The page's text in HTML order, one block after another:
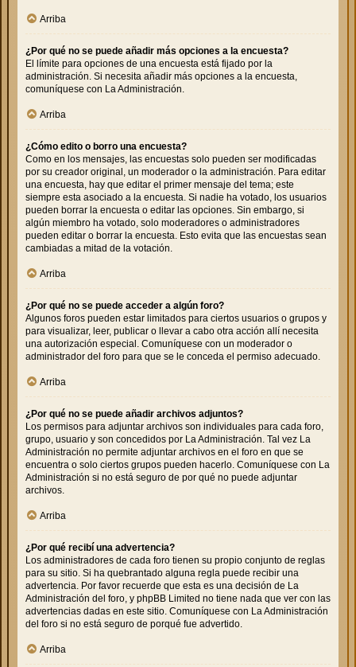
Arriba
¿Por qué no se puede añadir más opciones a la encuesta?
El límite para opciones de una encuesta está fijado por la
administración. Si necesita añadir más opciones a la encuesta,
comuníquese con La Administración.
Arriba
¿Cómo edito o borro una encuesta?
Como en los mensajes, las encuestas solo pueden ser modificadas
por su creador original, un moderador o la administración. Para editar
una encuesta, hay que editar el primer mensaje del tema; este
siempre esta asociado a la encuesta. Si nadie ha votado, los usuarios
pueden borrar la encuesta o editar las opciones. Sin embargo, si
algún miembro ha votado, solo moderadores o administradores
pueden editar o borrar la encuesta. Esto evita que las encuestas sean
cambiadas a mitad de la votación.
Arriba
¿Por qué no se puede acceder a algún foro?
Algunos foros pueden estar limitados para ciertos usuarios o grupos y
para visualizar, leer, publicar o llevar a cabo otra acción allí necesita
una autorización especial. Comuníquese con un moderador o
administrador del foro para que se le conceda el permiso adecuado.
Arriba
¿Por qué no se puede añadir archivos adjuntos?
Los permisos para adjuntar archivos son individuales para cada foro,
grupo, usuario y son concedidos por La Administración. Tal vez La
Administración no permite adjuntar archivos en el foro en que se
encuentra o solo ciertos grupos pueden hacerlo. Comuníquese con La
Administración si no está seguro de por qué no puede adjuntar
archivos.
Arriba
¿Por qué recibí una advertencia?
Los administradores de cada foro tienen su propio conjunto de reglas
para su sitio. Si ha quebrantado alguna regla puede recibir una
advertencia. Por favor recuerde que esta es una decisión de La
Administración del foro, y phpBB Limited no tiene nada que ver con las
advertencias dadas en este sitio. Comuníquese con La Administración
del foro si no está seguro de porqué fue advertido.
Arriba